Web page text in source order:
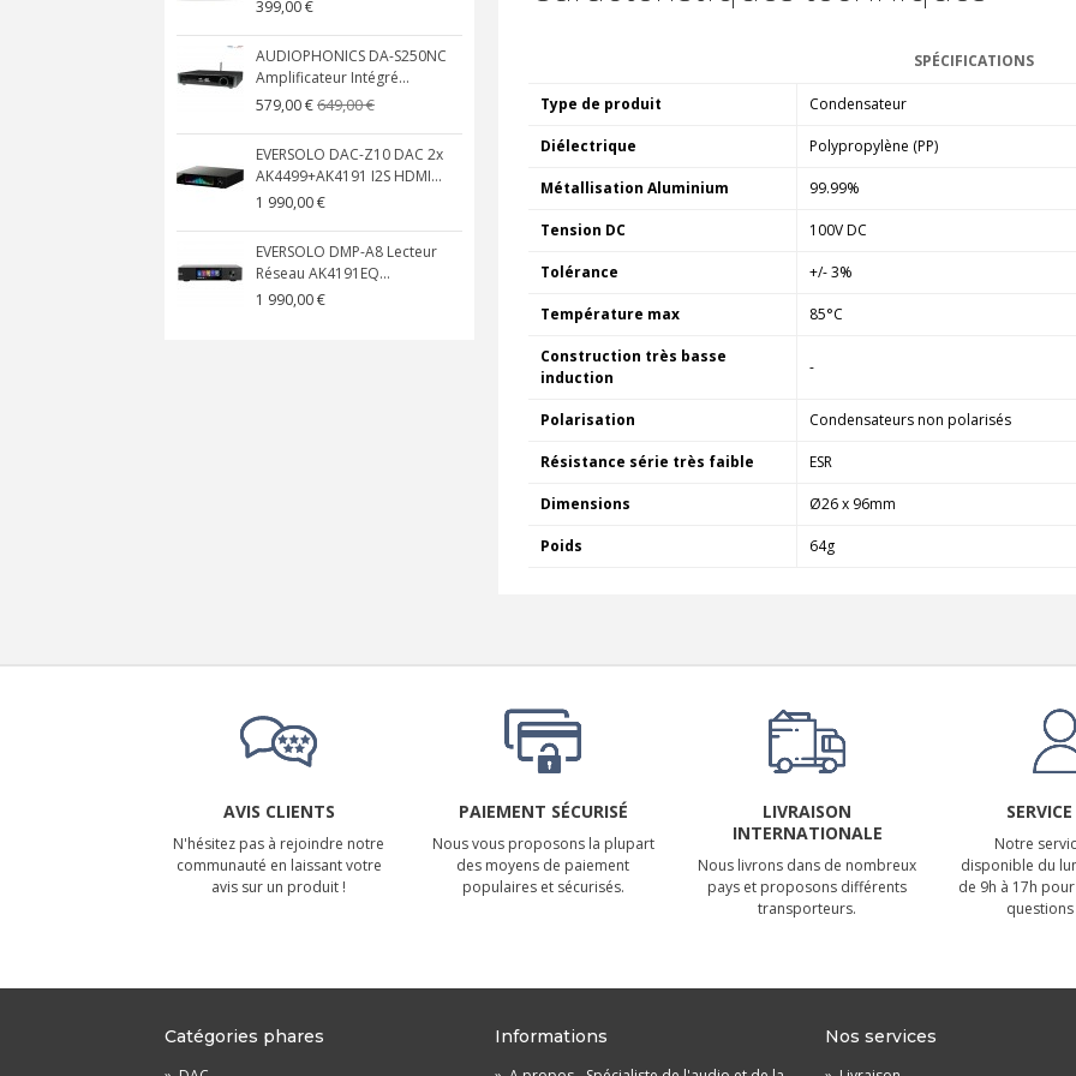
399,00 €
AUDIOPHONICS DA-S250NC
Amplificateur Intégré...
579,00 €649,00 €
EVERSOLO DAC-Z10 DAC 2x
AK4499+AK4191 I2S HDMI...
1 990,00 €
EVERSOLO DMP-A8 Lecteur
Réseau AK4191EQ...
1 990,00 €
790,00 €
919,00 €
EVERSOLO DMP-A6 MASTER
Casque AK4191 +...
SPÉCIFICATIONS
Type de produit Condensateur
Diélectrique Polypropylène (PP)
Métallisation Aluminium 99.99%
Tension DC 100V DC
Tolérance +/- 3%
Température max 85°C
Construction très basse
induction
-
Polarisation Condensateurs non polarisés
Résistance série très faible ESR
Dimensions Ø26 x 96mm
Poids 64g
AVIS CLIENTS
N'hésitez pas à rejoindre notre
communauté en laissant votre
avis sur un produit !
PAIEMENT SÉCURISÉ
Nous vous proposons la plupart
des moyens de paiement
populaires et sécurisés.
LIVRAISON
INTERNATIONALE
Nous livrons dans de nombreux
pays et proposons différents
transporteurs.
Notre
disponible du
de 9h à 17h
Catégories phares Informations Nos services